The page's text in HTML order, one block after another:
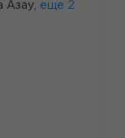
Азау, еще 2